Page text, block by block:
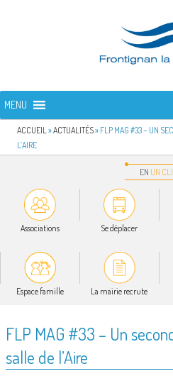
FRONTIGNAN LA
MENU
ACCUEIL »ACTUALITÉS» FLP MAG #33 – UN
L’AIRE
EN UN
Associations Se déplacer
Espace famille La mairie recrute
FLP MAG #33 – Un
salle de l’Aire